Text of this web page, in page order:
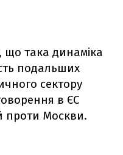
що така динаміка
подальших
сектору
в ЄС
проти Москви.